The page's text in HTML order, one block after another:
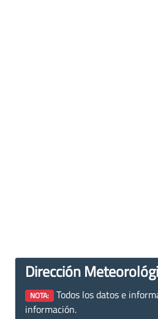
Dirección
NOTA: Todos los datos e
información.